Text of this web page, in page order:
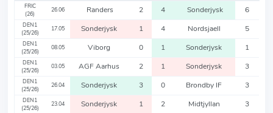
FRIC
(26)
26.06 Randers 2 4 Sonderjysk 6
DEN1
(25/26)
17.05 Sonderjysk 1 4 Nordsjaell 5
DEN1
(25/26)
08.05 Viborg 0 1 Sonderjysk 1
DEN1
(25/26)
03.05 AGF Aarhus 2 1 Sonderjysk 3
DEN1
(25/26)
26.04 Sonderjysk 3 0 Brondby IF 3
DEN1
(25/26)
23.04 Sonderjysk 1 2 Midtjyllan 3